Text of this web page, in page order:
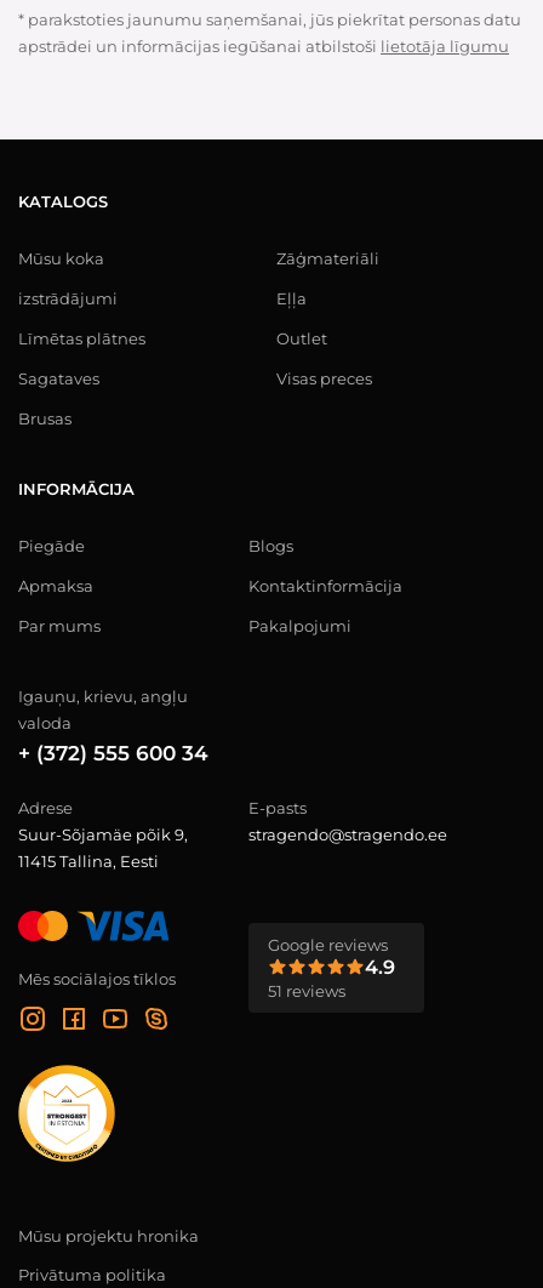
* parakstoties jaunumu saņemšanai, jūs piekrītat personas datu
apstrādei un informācijas iegūšanai atbilstoši lietotāja līgumu
KATALOGS
Mūsu koka
izstrādājumi
Līmētas plātnes
Sagataves
Brusas
Zāģmateriāli
Eļļa
Outlet
Visas preces
INFORMĀCIJA
Piegāde
Apmaksa
Par mums
Blogs
Kontaktinformācija
Pakalpojumi
Igauņu, krievu, angļu
valoda
+ (372) 555 600 34
Adrese
Suur-Sõjamäe põik 9,
11415 Tallina, Eesti
E-pasts
stragendo@stragendo.ee
Mēs sociālajos tīklos
Google reviews
4.9
51 reviews
Mūsu projektu hronika
Privātuma politika